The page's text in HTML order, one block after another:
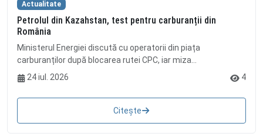
Actualitate
Petrolul din Kazahstan, test pentru carburanții din
România
Ministerul Energiei discută cu operatorii din piața
carburanților după blocarea rutei CPC, iar miza...
24 iul. 2026
4
Citește